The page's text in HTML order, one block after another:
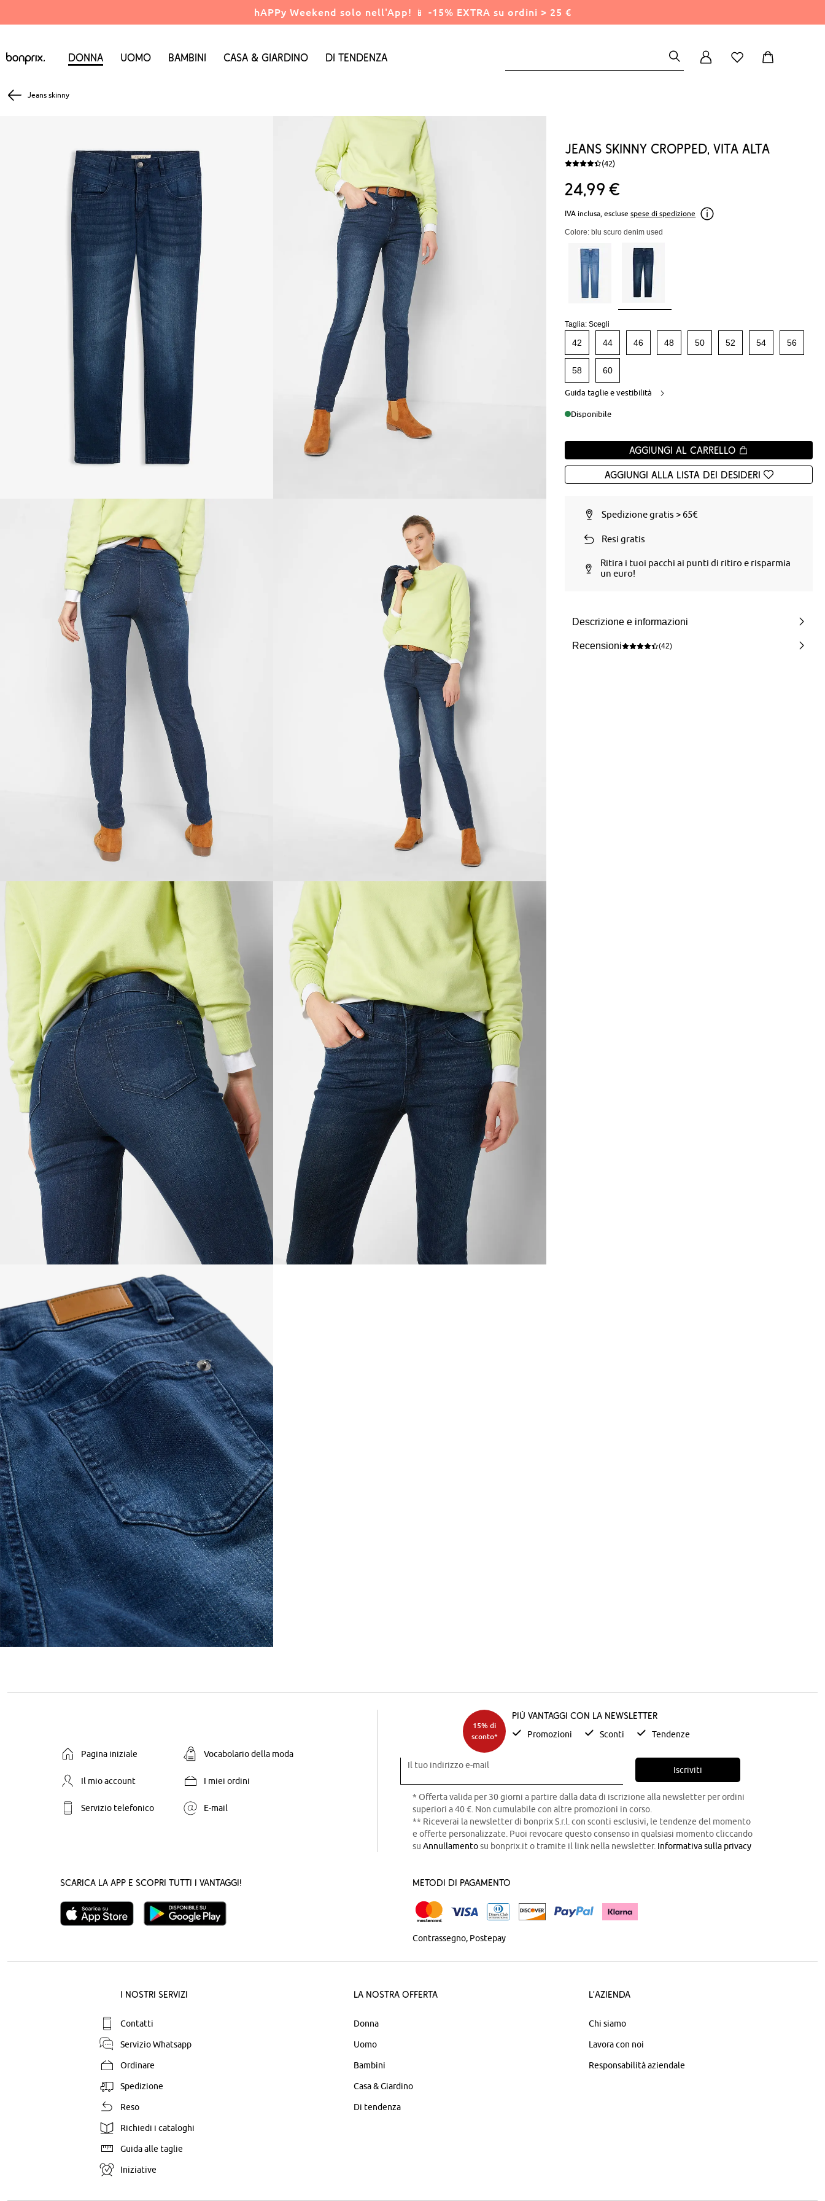
hAPPy Weekend solo nell'App! 📱 -15% EXTRA su ordini > 25 €
Donna Uomo Bambini Casa & Giardino Di tendenza
Jeans skinny
Jeans skinny cropped, vita alta
(42)
2499 €
IVA inclusa, escluse spese di spedizione
Colore: blu scuro denim used
Taglia:Scegli
42 44 46 48 50 52 54 56
58 60
Guida taglie e vestibilità
Disponibile
Aggiungi al carrello
Aggiungi alla Lista dei desideri
Spedizione gratis > 65€
Resi gratis
Ritira i tuoi pacchi ai punti di ritiro e risparmia
un euro!
Descrizione e informazioni
Recensioni (42)
Pagina iniziale Vocabolario della moda
Il mio account I miei ordini
Servizio telefonico E-mail
15% di
sconto*
Più vantaggi con la newsletter
Promozioni Sconti Tendenze
Il tuo indirizzo e-mail Iscriviti
* Offerta valida per 30 giorni a partire dalla data di iscrizione alla newsletter per ordini
superiori a 40 €. Non cumulabile con altre promozioni in corso.
** Riceverai la newsletter di bonprix S.r.l. con sconti esclusivi, le tendenze del momento
e offerte personalizzate. Puoi revocare questo consenso in qualsiasi momento cliccando
su Annullamentosu bonprix.it o tramite il link nella newsletter. Informativa sulla privacy
Scarica la App e scopri tutti i vantaggi! Metodi di pagamento
Contrassegno Postepay
I nostri servizi
Contatti
Servizio Whatsapp
Ordinare
Spedizione
Reso
Richiedi i cataloghi
Guida alle taglie
Iniziative
La nostra offerta
Donna
Uomo
Bambini
Casa & Giardino
Di tendenza
L'azienda
Chi siamo
Lavora con noi
Responsabilità aziendale